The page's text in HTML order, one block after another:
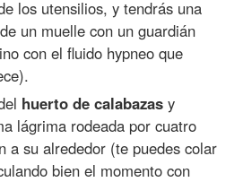
los utensilios, y tendrás una
un muelle con un guardián
con el fluido hypneo que
huerto de calabazas y
lágrima rodeada por cuatro
a su alrededor (te puedes colar
bien el momento con